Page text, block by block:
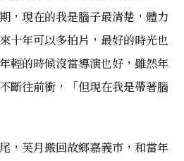
，現在的我是腦子最清楚，體力
十年可以多拍片，最好的時光也
輕的時候沒當導演也好，雖然年
斷往前衝，「但現在我是帶著腦
，芙月搬回故鄉嘉義市，和當年